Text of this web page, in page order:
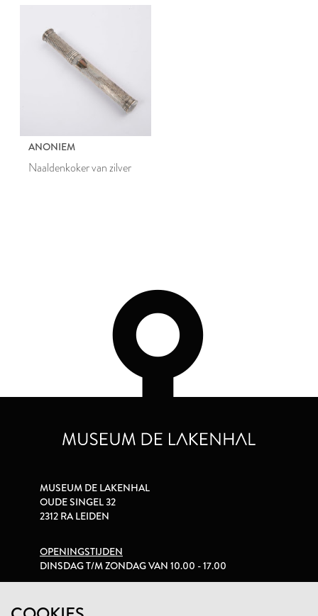
ANONIEM
Naaldenkoker van zilver
MUSEUM DE LAKENHAL
OUDE SINGEL 32
2312 RA LEIDEN
OPENINGSTIJDEN
DINSDAG T/M ZONDAG VAN 10.00 - 17.00